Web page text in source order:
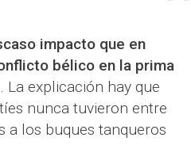
impacto que en
bélico en la prima
. La explicación hay que
nunca tuvieron entre
a los buques tanqueros